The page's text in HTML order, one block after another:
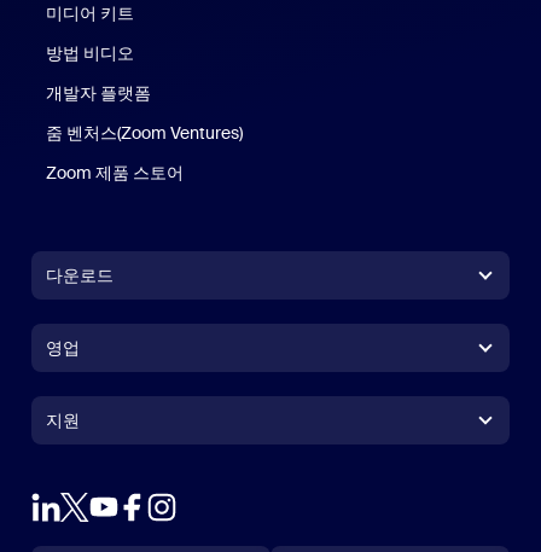
미디어 키트
방법 비디오
개발자 플랫폼
줌 벤처스(Zoom Ventures)
Zoom 제품 스토어
다운로드
Zoom Rooms 앱Zoom Rooms 앱
Zoom Rooms Controller
Outlook 플러그인
영업
영업팀에 문의
데모 요청하기
지원
지원
계정